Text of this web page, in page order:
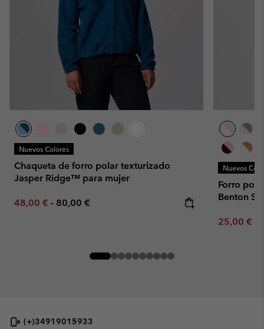
Nuevos Colores
Chaqueta de forro polar texturizado
Jasper Ridge™ para mujer
Minimum sale price:
48,00 € - Maximum price:
80,00 €
Nuevos
Forro
Benton
Minimum
25,00 €
(+)34919015933